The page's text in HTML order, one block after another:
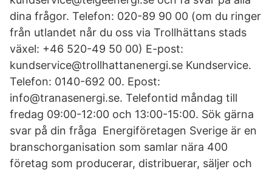
dina frågor. Telefon: 020-89 90 00 (om du ringer
från utlandet når du oss via Trollhättans stads
växel: +46 520-49 50 00) E-post:
kundservice@trollhattanenergi.se Kundservice.
Telefon: 0140-692 00. Epost:
info@tranasenergi.se. Telefontid måndag till
fredag 09:00-12:00 och 13:00-15:00. Sök gärna
svar på din fråga Energiföretagen Sverige är en
branschorganisation som samlar nära 400
företag som producerar, distribuerar, säljer och